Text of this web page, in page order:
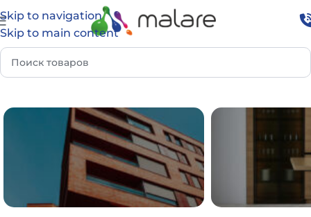
Skip to navigation
Skip to main content
Главная Товар Группа Краска для террас